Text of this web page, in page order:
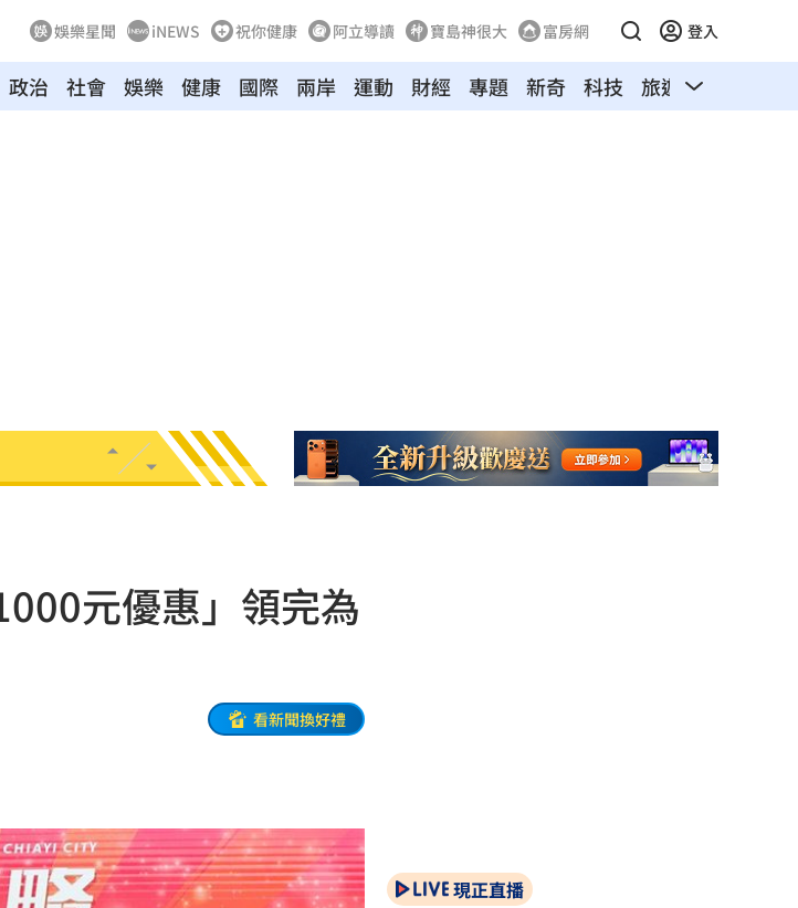
娛樂星聞 iNEWS 祝你健康 阿立導讀 寶島神很大 富房網 登入
政治 社會 娛樂 健康 國際 兩岸 運動 財經 專題 新奇 科技 旅遊 汽車
元優惠」領完為
看新聞換好禮
現正直播